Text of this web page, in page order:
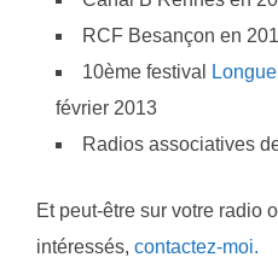
RCF Besançon en
10ème festival
février 2013
Radios associatives
Et peut-être sur votre radio
intéressés, contactez-moi.